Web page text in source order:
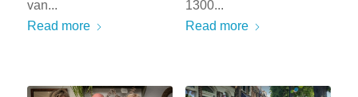
van...
Read more
1300...
Read more